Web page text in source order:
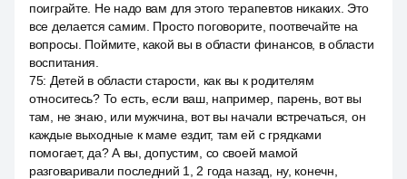
поиграйте. Не надо вам для этого терапевтов никаких. Это
все делается самим. Просто поговорите, поотвечайте на
вопросы. Поймите, какой вы в области финансов, в области
воспитания.
75: Детей в области старости, как вы к родителям
относитесь? То есть, если ваш, например, парень, вот вы
там, не знаю, или мужчина, вот вы начали встречаться, он
каждые выходные к маме ездит, там ей с грядками
помогает, да? А вы, допустим, со своей мамой
разговаривали последний 1, 2 года назад, ну, конечн,